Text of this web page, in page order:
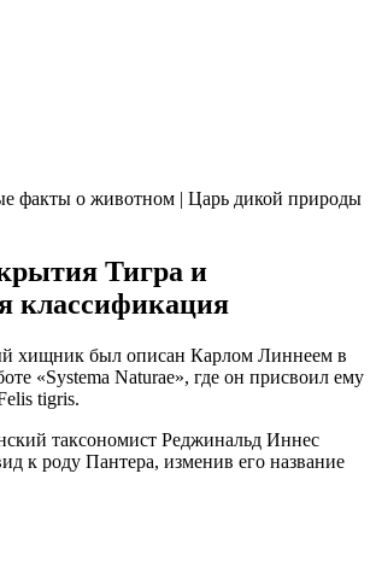
факты о животном | Царь дикой природы
Тигра и
классификация
хищник был описан Карлом Линнеем в
«Systema Naturae», где он присвоил ему
tigris.
таксономист Реджинальд Иннес
к роду Пантера, изменив его название